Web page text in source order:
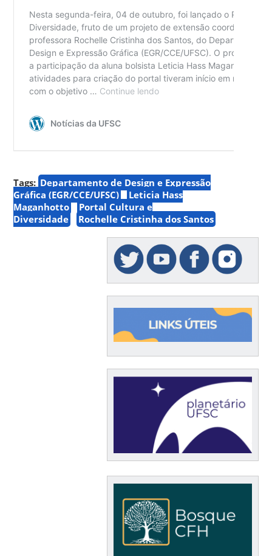
Tags: Departamento de Design e Expressão
Gráfica (EGR/CCE/UFSC)
Leticia Hass
Maganhotto
Portal Cultura e
Diversidade
Rochelle Cristinha dos Santos